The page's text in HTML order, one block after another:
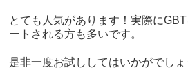
とても人気があります！実際に
ートされる方も多いです。
是非一度お試ししてはいかがでしょ